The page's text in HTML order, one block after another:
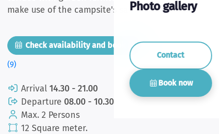
Photo gallery
Contact
Book now
make use of the campsite's sanitary facilities.
Check availability and book now
(9)
Arrival 14.30 - 21.00
Departure 08.00 - 10.30
Max. 2 Persons
12 Square meter.